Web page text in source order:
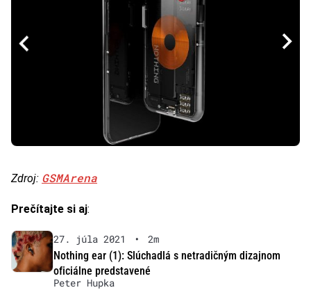
Zdroj: GSMArena
Prečítajte si aj:
27. júla 2021 •
2m
Nothing ear (1): Slúchadlá s netradičným dizajnom
oficiálne predstavené
Peter Hupka